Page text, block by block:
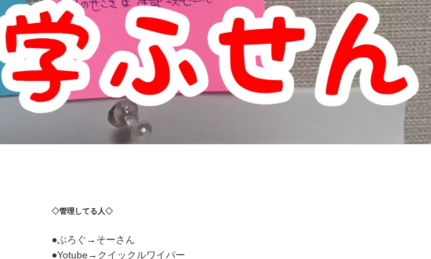
◇管理してる人◇
●ぶろぐ→そーさん
●Yotube→クイックルワイパー